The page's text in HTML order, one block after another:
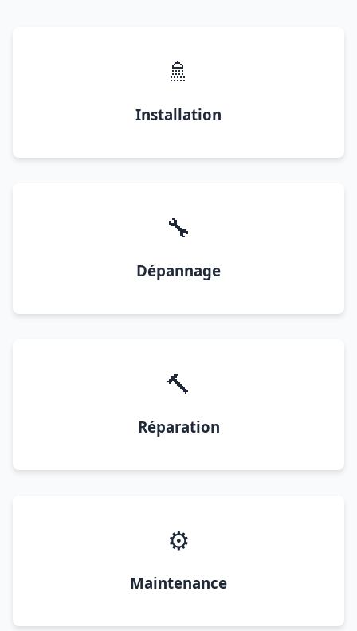
🚿
Installation
🔧
Dépannage
🔨
Réparation
⚙️
Maintenance